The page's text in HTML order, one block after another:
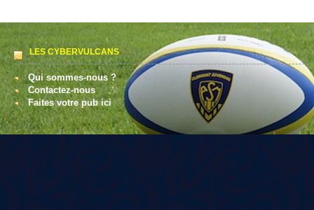
LES CYBERVULCANS
Qui sommes-nous ?
Contactez-nous
Faites votre pub ici